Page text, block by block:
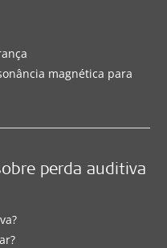
magnética para
perda auditiva